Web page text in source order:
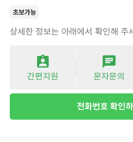
초보가능
상세한 정보는 아래에서 확인해 주
간편지원 문자문의
전화번호 확인하